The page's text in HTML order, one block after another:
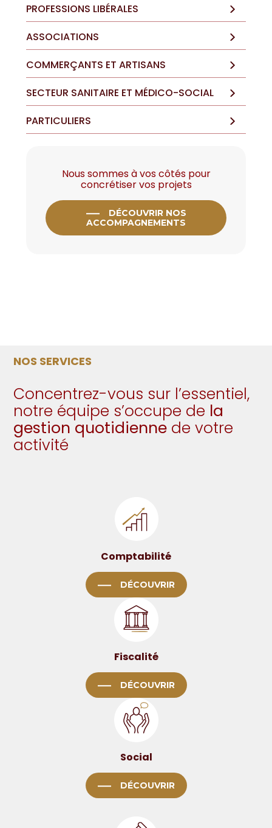
PROFESSIONS LIBÉRALES
ASSOCIATIONS
COMMERÇANTS ET ARTISANS
SECTEUR SANITAIRE ET MÉDICO-SOCIAL
PARTICULIERS
Nous sommes à vos côtés pour
concrétiser vos projets
DÉCOUVRIR NOS
ACCOMPAGNEMENTS
NOS SERVICES
Concentrez-vous sur l’essentiel,
notre équipe s’occupe de la
gestion quotidienne de votre
activité
Comptabilité
DÉCOUVRIR
Fiscalité
DÉCOUVRIR
Social
DÉCOUVRIR